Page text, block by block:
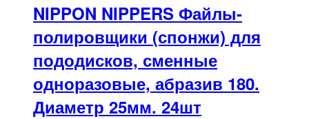
NIPPON NIPPERS Файлы-
полировщики (спонжи) для
пододисков, сменные
одноразовые, абразив 180.
Диаметр 25мм. 24шт